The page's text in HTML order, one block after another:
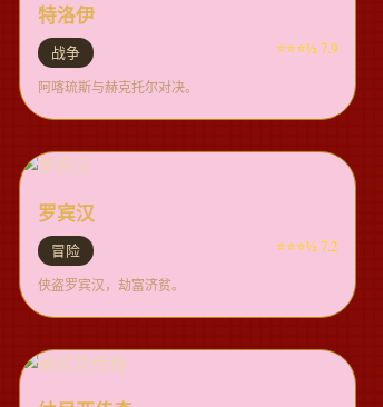
特洛伊
战争 ⭐⭐⭐½ 7.9
阿喀琉斯与赫克托尔对决。
罗宾汉
冒险 ⭐⭐⭐½ 7.2
侠盗罗宾汉，劫富济贫。